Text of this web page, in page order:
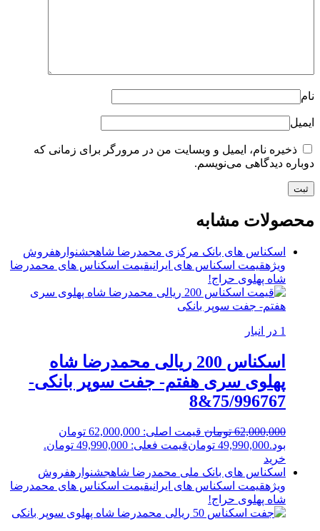
نام
ایمیل
ذخیره نام، ایمیل و وبسایت من در مرورگر برای زمانی که
دوباره دیدگاهی می‌نویسم.
محصولات مشابه
اسکناس های بانک مرکزی محمدرضا شاهجشنوارهفروش
ویژهقیمت اسکناس های ایرانیقیمت اسکناس های محمدرضا
شاه پهلوی حراج!
1 در انبار
اسکناس 200 ریالی محمدرضا شاه
پهلوی سری هفتم- جفت سوپر بانکی-
75/996767&8
62,000,000 تومان
قیمت اصلی: 62,000,000 تومان
بود.49,990,000 تومانقیمت فعلی: 49,990,000 تومان.
خرید
اسکناس های بانک ملی محمدرضا شاهجشنوارهفروش
ویژهقیمت اسکناس های ایرانیقیمت اسکناس های محمدرضا
شاه پهلوی حراج!